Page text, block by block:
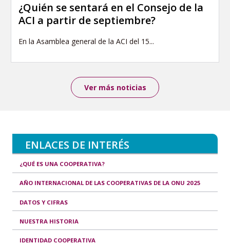
¿Quién se sentará en el Consejo de la
ACI a partir de septiembre?
En la Asamblea general de la ACI del 15...
Ver más noticias
ENLACES DE INTERÉS
¿QUÉ ES UNA COOPERATIVA?
AÑO INTERNACIONAL DE LAS COOPERATIVAS DE LA ONU 2025
DATOS Y CIFRAS
NUESTRA HISTORIA
IDENTIDAD COOPERATIVA